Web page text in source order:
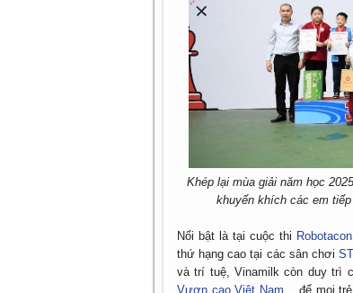
Khép lại mùa giải năm học
khuyến khích các em
Nổi bật là tại cuộc thi
thứ hạng cao tại các sân chơi
và trí tuệ, Vinamilk còn duy trì
Vươn cao Việt Nam… để mọi